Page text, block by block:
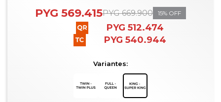
PYG 569.415PYG 669.900 15
PYG 512.474
PYG 540.944
Variantes: